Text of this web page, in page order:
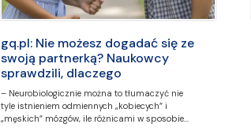
gq.pl: Nie możesz dogadać się ze
swoją partnerką? Naukowcy
sprawdzili, dlaczego
– Neurobiologicznie można to tłumaczyć nie
tyle istnieniem odmiennych „kobiecych” i
„męskich” mózgów, ile różnicami w sposobie…